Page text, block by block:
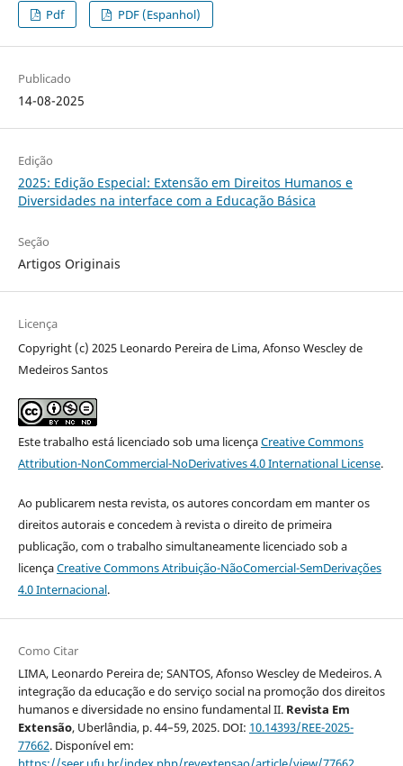
Pdf PDF (Espanhol)
Publicado
14-08-2025
Edição
2025: Edição Especial: Extensão em Direitos Humanos e
Diversidades na interface com a Educação Básica
Seção
Artigos Originais
Licença
Copyright (c) 2025 Leonardo Pereira de Lima, Afonso Wescley de
Medeiros Santos
Este trabalho está licenciado sob uma licençaCreative Commons
Attribution-NonCommercial-NoDerivatives 4.0 International License.
Ao publicarem nesta revista, os autores concordam em manter os
direitos autorais e concedem à revista o direito de primeira
publicação, com o trabalho simultaneamente licenciado sob a
licençaCreative Commons Atribuição-NãoComercial-SemDerivações
4.0 Internacional.
Como Citar
LIMA, Leonardo Pereira de; SANTOS, Afonso Wescley de Medeiros. A
integração da educação e do serviço social na promoção dos direitos
humanos e diversidade no ensino fundamental II. Revista Em
Extensão, Uberlândia, p. 44–59, 2025. DOI: 10.14393/REE-2025-
77662. Disponível em: